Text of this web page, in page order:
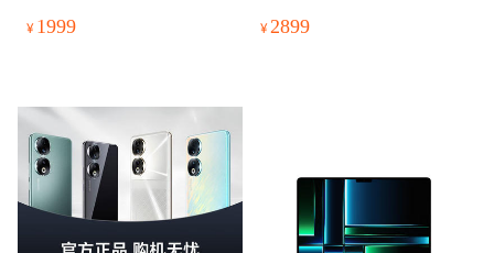
¥ 1999 ¥2899